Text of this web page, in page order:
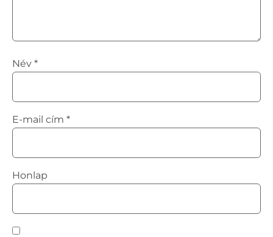
Név *
E-mail cím *
Honlap